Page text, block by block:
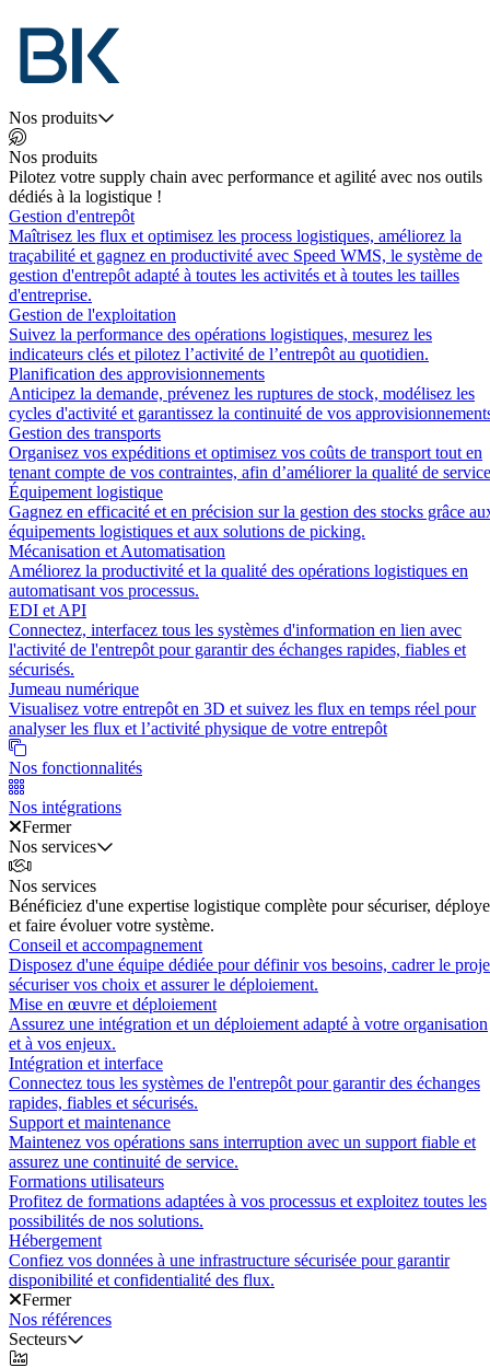
Nos produits
Nos produits
Pilotez votre supply chain avec performance et agilité avec nos outils
dédiés à la logistique !
Gestion d'entrepôt
Maîtrisez les flux et optimisez les process logistiques, améliorez la
traçabilité et gagnez en productivité avec Speed WMS, le système de
gestion d'entrepôt adapté à toutes les activités et à toutes les tailles
d'entreprise.
Gestion de l'exploitation
Suivez la performance des opérations logistiques, mesurez les
indicateurs clés et pilotez l’activité de l’entrepôt au quotidien.
Planification des approvisionnements
Anticipez la demande, prévenez les ruptures de stock, modélisez les
cycles d'activité et garantissez la continuité de vos
Gestion des transports
Organisez vos expéditions et optimisez vos coûts de transport tout en
tenant compte de vos contraintes, afin d’améliorer la qualité de
Équipement logistique
Gagnez en efficacité et en précision sur la gestion des stocks grâce
équipements logistiques et aux solutions de picking.
Mécanisation et Automatisation
Améliorez la productivité et la qualité des opérations logistiques en
automatisant vos processus.
EDI et API
Connectez, interfacez tous les systèmes d'information en lien avec
l'activité de l'entrepôt pour garantir des échanges rapides, fiables et
sécurisés.
Jumeau numérique
Visualisez votre entrepôt en 3D et suivez les flux en temps réel pour
analyser les flux et l’activité physique de votre entrepôt
Nos fonctionnalités
Nos intégrations
Fermer
Nos services
Nos services
Bénéficiez d'une expertise logistique complète pour sécuriser,
et faire évoluer votre système.
Conseil et accompagnement
Disposez d'une équipe dédiée pour définir vos besoins, cadrer le
sécuriser vos choix et assurer le déploiement.
Mise en œuvre et déploiement
Assurez une intégration et un déploiement adapté à votre organisation
et à vos enjeux.
Intégration et interface
Connectez tous les systèmes de l'entrepôt pour garantir des échanges
rapides, fiables et sécurisés.
Support et maintenance
Maintenez vos opérations sans interruption avec un support fiable et
assurez une continuité de service.
Formations utilisateurs
Profitez de formations adaptées à vos processus et exploitez toutes les
possibilités de nos solutions.
Hébergement
Confiez vos données à une infrastructure sécurisée pour garantir
disponibilité et confidentialité des flux.
Fermer
Nos références
Secteurs